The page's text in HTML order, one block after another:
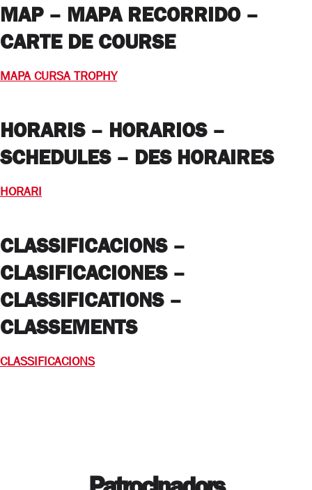
MAP – MAPA RECORRIDO –
CARTE DE COURSE
MAPA CURSA TROPHY
HORARIS – HORARIOS –
SCHEDULES – DES HORAIRES
HORARI
CLASSIFICACIONS –
CLASIFICACIONES –
CLASSIFICATIONS –
CLASSEMENTS
CLASSIFICACIONS